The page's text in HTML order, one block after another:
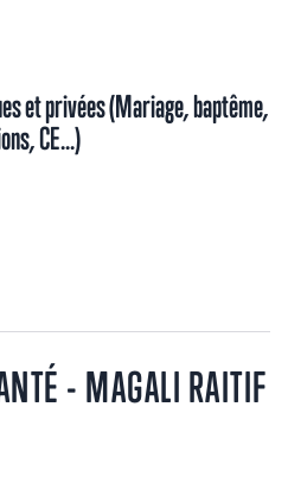
et privées (Mariage, baptême,
CE...)
- MAGALI RAITIF